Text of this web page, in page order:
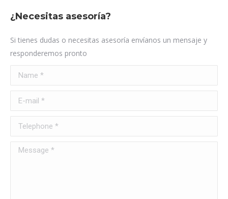
¿Necesitas asesoría?
Si tienes dudas o necesitas asesoría envíanos un mensaje y
responderemos pronto
Name *
E-mail *
Telephone *
Message *